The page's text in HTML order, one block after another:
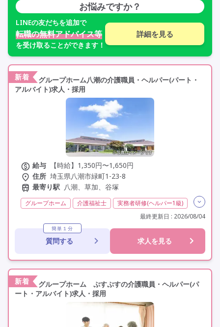
お悩みですか？
LINEの友だちを追加で
転職の無料アドバイス等
を受け取ることができます！
詳細を見る
新着
グループホーム八潮の介護職員・ヘルパー(パート・
アルバイト)求人・採用
給与
【時給】1,350円〜1,650円
住所 埼玉県八潮市緑町1-23-8
最寄り駅 八潮、草加、谷塚
グループホーム 介護福祉士
実務者研修(ヘルパー1級)
その他
非常勤
定年60歳以上 車通勤可
最終更新日 : 2026/08/04
簡単１分
質問する 求人を見る
新着
グループホーム ぷすぷすの介護職員・ヘルパー(パ
ート・アルバイト)求人・採用